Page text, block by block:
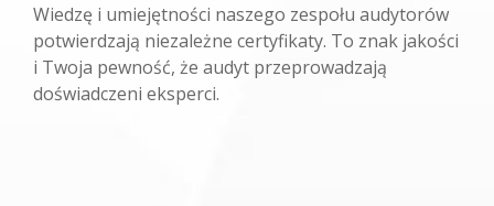
Wiedzę i umiejętności naszego zespołu audytorów
potwierdzają niezależne certyfikaty. To znak jakości
i Twoja pewność, że audyt przeprowadzają
doświadczeni eksperci.